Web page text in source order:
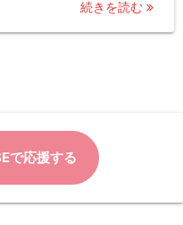
続きを読む